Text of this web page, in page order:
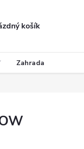
košík
Zahrada